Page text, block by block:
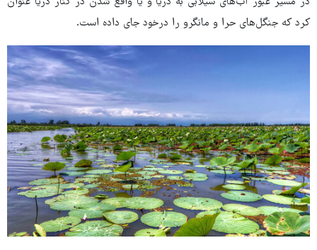
کرد که جنگل‌های حرا و مانگرو را درخود جای داده است.